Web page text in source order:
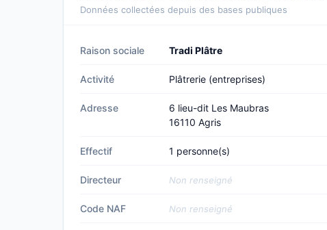
Données collectées depuis des bases publiques
Raison sociale Tradi Plâtre
Activité Plâtrerie (entreprises)
Adresse
6 lieu-dit Les Maubras
16110 Agris
Effectif 1 personne(s)
Directeur Non renseigné
Code NAF Non renseigné